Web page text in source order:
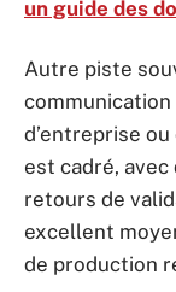
un guide des
Autre piste
communication
d’entreprise
est cadré,
retours de
excellent
de production